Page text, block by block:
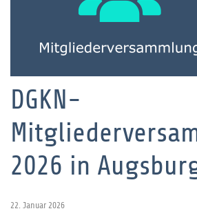
DGKN-
2026 in
22. Januar 2026